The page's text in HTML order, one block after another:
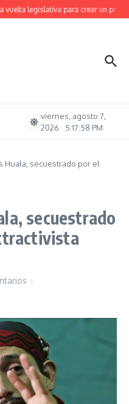
legislativa para crear un
viernes, agosto 7,
2026
5:17:59 PM
Huala, secuestrado por el
secuestrado